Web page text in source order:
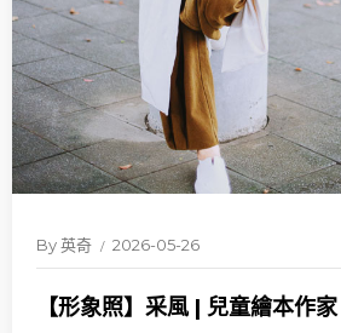
By英奇 2026-05-26
【形象照】采風 | 兒童繪本作家